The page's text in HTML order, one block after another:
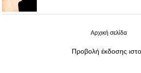
Αρχική σελίδα
Προβολή έκδοσης